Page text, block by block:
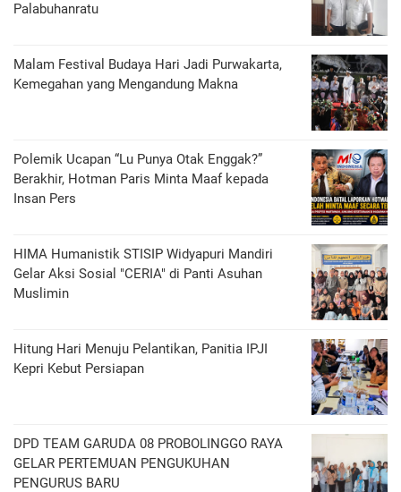
Palabuhanratu
Malam Festival Budaya Hari Jadi Purwakarta,
Kemegahan yang Mengandung Makna
Polemik Ucapan “Lu Punya Otak Enggak?”
Berakhir, Hotman Paris Minta Maaf kepada
Insan Pers
HIMA Humanistik STISIP Widyapuri Mandiri
Gelar Aksi Sosial "CERIA" di Panti Asuhan
Muslimin
Hitung Hari Menuju Pelantikan, Panitia IPJI
Kepri Kebut Persiapan
DPD TEAM GARUDA 08 PROBOLINGGO RAYA
GELAR PERTEMUAN PENGUKUHAN
PENGURUS BARU